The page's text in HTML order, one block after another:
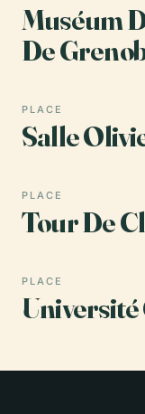
Muséum
De
PLACE
Salle
PLACE
Tour De
PLACE